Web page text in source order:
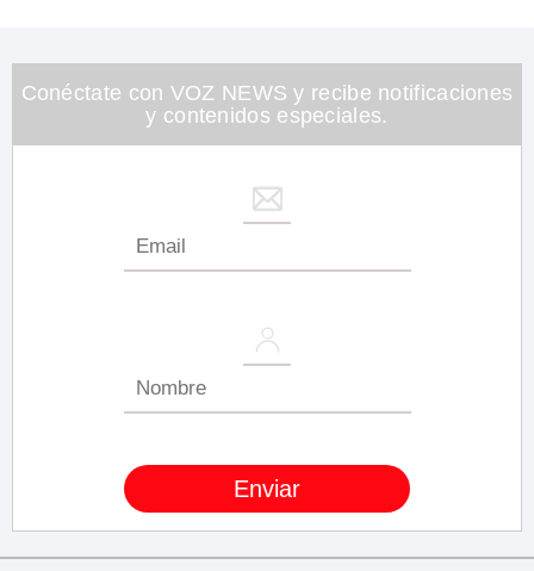
Conéctate con VOZ NEWS y recibe notificaciones
y contenidos especiales.